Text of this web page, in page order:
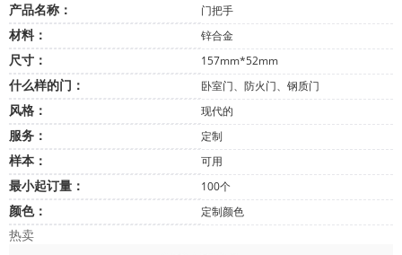
产品名称： 门把手
材料： 锌合金
尺寸： 157mm*52mm
什么样的门： 卧室门、防火门、钢质门
风格： 现代的
服务： 定制
样本： 可用
最小起订量： 100个
颜色： 定制颜色
热卖